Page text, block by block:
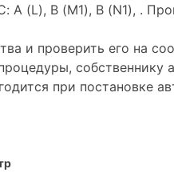
(L), B (M1), B (N1), .
и проверить его на
собственнику
при постановке